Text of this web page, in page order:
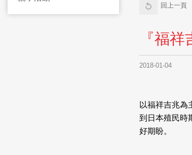
回上一頁
『福
2018-01-04
以福祥吉兆為
到日本殖民時
好期盼。